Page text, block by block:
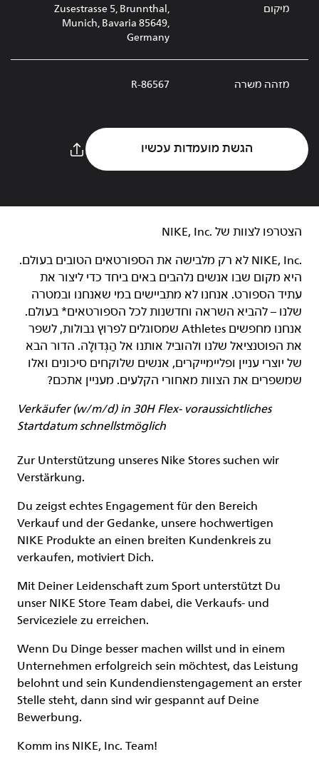
מיקום
Zusestrasse 5, Brunnthal,
Munich, Bavaria 85649,
Germany
מזהה משרה R-86567
הגשת מועמדות עכשיו
הצטרפו לצוות של NIKE, Inc.‎‏
NIKE, Inc.‎ לא רק מלבישה את הספורטאים הטובים בעולם.
היא מקום שבו אנשים נלהבים באים ביחד כדי ליצור את
עתיד הספורט. אנחנו לא מתביישים במי שאנחנו ובמטרה
שלנו – להביא השראה וחדשנות לכל הספורטאים* בעולם.
אנחנו מחפשים Athletes שמסוגלים לפרוץ גבולות, לשפר
את הפוטנציאל שלנו ולהוביל אותנו אל הַגְּדוּלָה. הדור הבא
של יוצרי עניין ופליימייקרים, אנשים שלוקחים סיכונים ואלו
שמשפרים את הצוות מאחורי הקלעים. מעניין אתכם?
Verkäufer (w/m/d) in 30H Flex- voraussichtliches
Startdatum schnellstmöglich
Zur Unterstützung unseres Nike Stores suchen wir
Verstärkung.
Du zeigst echtes Engagement für den Bereich
Verkauf und der Gedanke, unsere hochwertigen
NIKE Produkte an einen breiten Kundenkreis zu
verkaufen, motiviert Dich.
Mit Deiner Leidenschaft zum Sport unterstützt Du
unser NIKE Store Team dabei, die Verkaufs- und
Serviceziele zu erreichen.
Wenn Du Dinge besser machen willst und in einem
Unternehmen erfolgreich sein möchtest, das Leistung
belohnt und sein Kundendienstengagement an erster
Stelle steht, dann sind wir gespannt auf Deine
Bewerbung.
Komm ins NIKE, Inc. Team!